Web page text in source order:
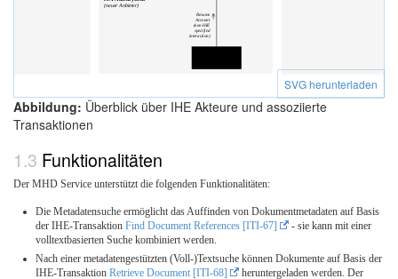
SVG herunterladen
Abbildung: Überblick über IHE Akteure und assoziierte
Transaktionen
Funktionalitäten
Der MHD Service unterstützt die folgenden Funktionalitäten:
Die Metadatensuche ermöglicht das Auffinden von Dokumentmetadaten auf Basis
der IHE-Transaktion Find Document References [ITI-67]
- sie kann mit einer
volltextbasierten Suche kombiniert werden.
Nach einer metadatengestützten (Voll-)Textsuche können Dokumente auf Basis der
IHE-Transaktion Retrieve Document [ITI-68] heruntergeladen werden. Der